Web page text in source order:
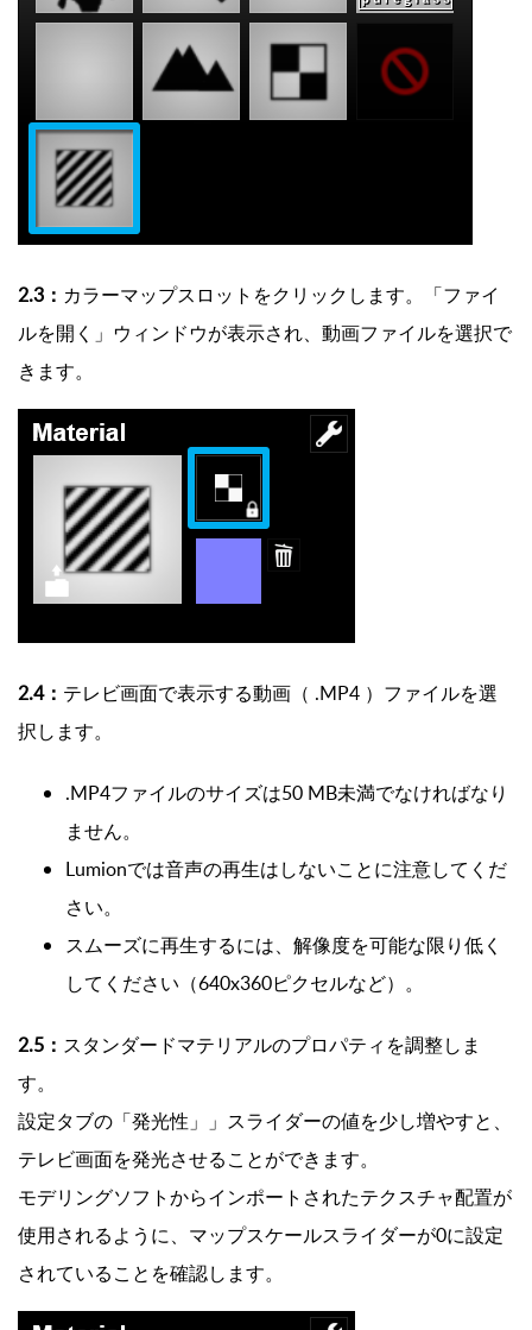
2.3： カラーマップスロットをクリックします。「ファイ
ルを開く」ウィンドウが表示され、動画ファイルを選択で
きます。
2.4： テレビ画面で表示する動画（ .MP4 ）ファイルを選
択します。
.MP4ファイルのサイズは50 MB未満でなければなり
ません。
Lumionでは音声の再生はしないことに注意してくだ
さい。
スムーズに再生するには、解像度を可能な限り低く
してください（640x360ピクセルなど）。
2.5： スタンダードマテリアルのプロパティを調整しま
す。
設定タブの「発光性」」スライダーの値を少し増やすと、
テレビ画面を発光させることができます。
モデリングソフトからインポートされたテクスチャ配置が
使用されるように、マップスケールスライダーが0に設定
されていることを確認します。